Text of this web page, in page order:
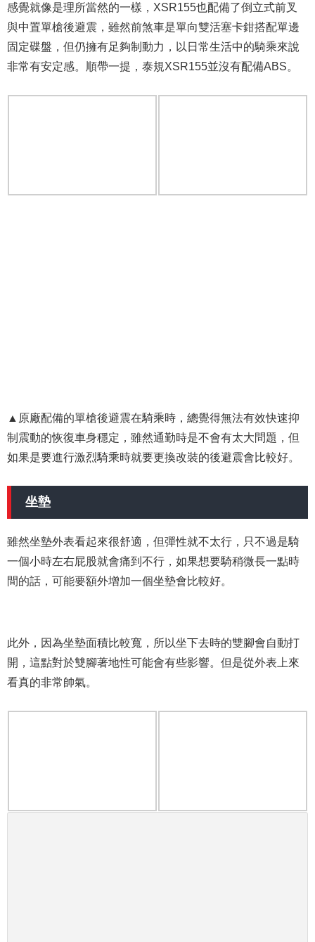
感覺就像是理所當然的一樣，XSR155也配備了倒立式前叉
與中置單槍後避震，雖然前煞車是單向雙活塞卡鉗搭配單邊
固定碟盤，但仍擁有足夠制動力，以日常生活中的騎乘來說
非常有安定感。順帶一提，泰規XSR155並沒有配備ABS。
▲原廠配備的單槍後避震在騎乘時，總覺得無法有效快速抑
制震動的恢復車身穩定，雖然通勤時是不會有太大問題，但
如果是要進行激烈騎乘時就要更換改裝的後避震會比較好。
坐墊
雖然坐墊外表看起來很舒適，但彈性就不太行，只不過是騎
一個小時左右屁股就會痛到不行，如果想要騎稍微長一點時
間的話，可能要額外增加一個坐墊會比較好。
此外，因為坐墊面積比較寬，所以坐下去時的雙腳會自動打
開，這點對於雙腳著地性可能會有些影響。但是從外表上來
看真的非常帥氣。